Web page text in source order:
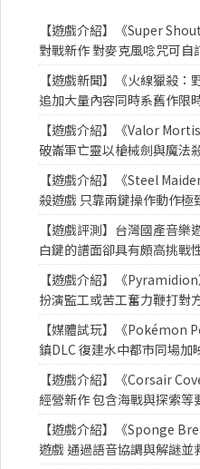
【遊戲介紹】《Super
對戰新作 對麥克風唸咒可自
【遊戲新聞】《火線獵殺
追加大量內容同時系舊作限
【遊戲介紹】《Valor
破崙軍亡靈以槍械劍與魔法
【遊戲介紹】《Steel
殺遊戲 只靠兩鍵操作動作極
【遊戲評測】台灣國產音
白鍵的譜面卻具有頗高挑戰
【遊戲介紹】《
扮演監工或苦工奮力鞭打對
【媒體試玩】《Pokémon
鎮DLC 復建水中都市同場加
【遊戲介紹】《Corsair
經營新作 包含海戰與探索等
【遊戲介紹】《Sponge
遊戲 通過語音協調與解謎並